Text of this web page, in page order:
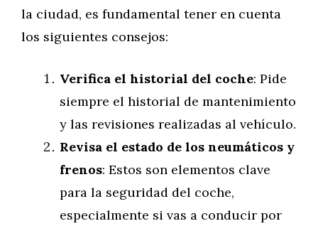
la ciudad, es fundamental tener en cuenta
los siguientes consejos:
Verifica el historial del coche: Pide
siempre el historial de mantenimiento
y las revisiones realizadas al vehículo.
Revisa el estado de los neumáticos y
frenos: Estos son elementos clave
para la seguridad del coche,
especialmente si vas a conducir por